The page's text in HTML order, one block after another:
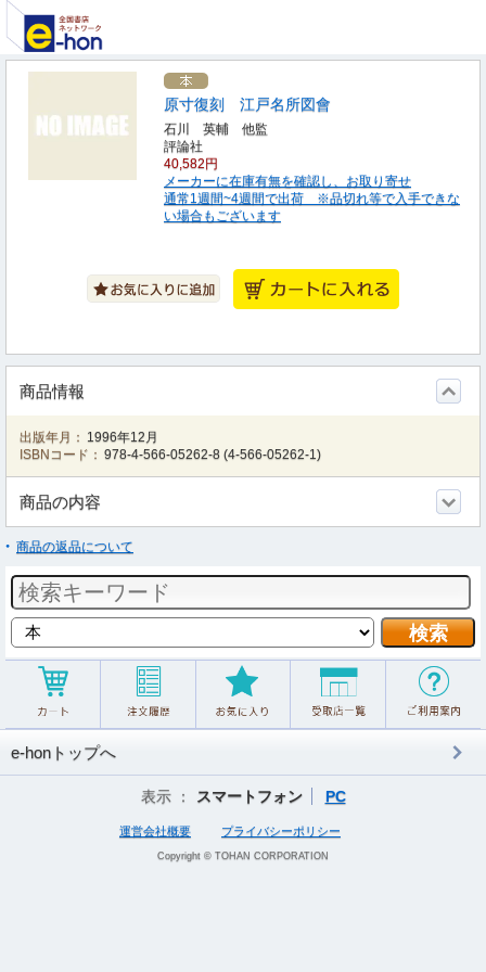
原寸復刻 江戸名所図會
石川 英輔 他監
評論社
40,582円
メーカーに在庫有無を確認し、お取り寄せ
通常1週間~4週間で出荷 ※品切れ等で入手できな
い場合もございます
商品情報
出版年月： 1996年12月
ISBNコード： 978-4-566-05262-8 (4-566-05262-1)
商品の内容
商品の返品について
e-honトップへ
表示 ： スマートフォン PC
運営会社概要 プライバシーポリシー
Copyright © TOHAN CORPORATION